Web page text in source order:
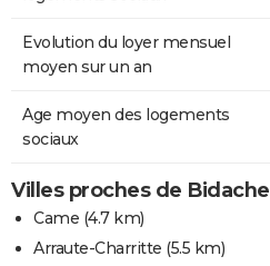
Evolution du loyer mensuel
moyen sur un an
Age moyen des logements
sociaux
Villes proches de Bidache
Came (4.7 km)
Arraute-Charritte (5.5 km)